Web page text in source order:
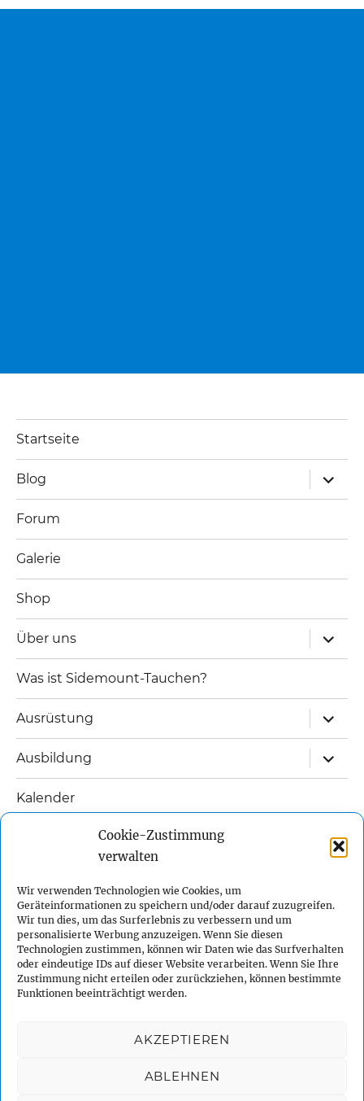
Cookie-Zustimmung
verwalten
Wir verwenden Technologien wie Cookies, um
Geräteinformationen zu speichern und/oder darauf zuzugreifen.
Wir tun dies, um das Surferlebnis zu verbessern und um
personalisierte Werbung anzuzeigen. Wenn Sie diesen
Technologien zustimmen, können wir Daten wie das Surfverhalten
oder eindeutige IDs auf dieser Website verarbeiten. Wenn Sie Ihre
Zustimmung nicht erteilen oder zurückziehen, können bestimmte
Funktionen beeinträchtigt werden.
AKZEPTIEREN
ABLEHNEN
Startseite
Blog
öffnen
Forum
Galerie
Shop
Über uns
öffnen
Was ist Sidemount-Tauchen?
Ausrüstung
öffnen
Ausbildung
öffnen
Kalender
öffnen
Impressum
Datenschutzerklärung
Cookie-Richtlinie (EU)